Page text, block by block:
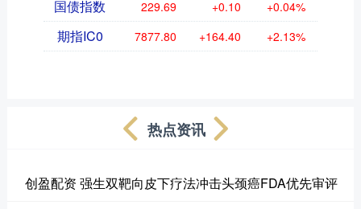
国债指数 229.69 +0.10 +0.04%
期指IC0 7877.80 +164.40 +2.13%
热点资讯
创盈配资 强生双靶向皮下疗法冲击头颈癌FDA优先审评